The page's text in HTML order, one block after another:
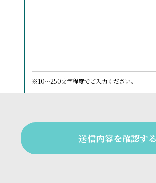
※10〜250文字程度でご入力ください。
送信内容を確認する